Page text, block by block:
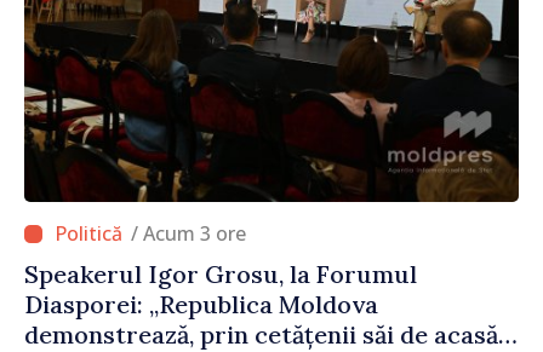
/ Acum 3 ore
Speakerul Igor Grosu, la Forumul
Diasporei: „Republica Moldova
demonstrează, prin cetățenii săi de acasă